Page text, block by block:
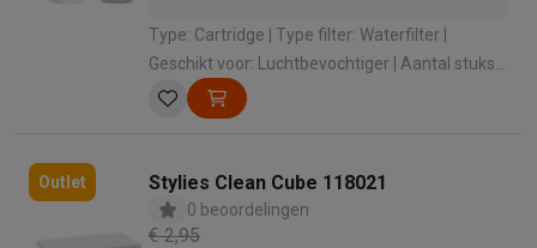
Type: Cartridge | Type filter: Waterfilter |
Geschikt voor: Luchtbevochtiger | Aantal stuks:
Outlet Stylies Clean Cube 118021
0 beoordelingen
€ 2,95